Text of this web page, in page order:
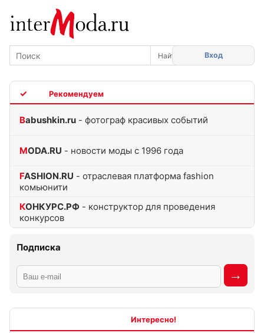
Вход
Babushkin.ru - фотограф красивых событий
MODA.RU - новости моды с 1996 года
FASHION.RU - отраслевая платформа fashion
комьюнити
КОНКУРС.РФ - конструктор для проведения
конкурсов
Подписка